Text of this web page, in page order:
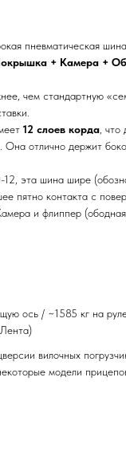
пневматическая
+ Камера +
чем стандартную
12 слоев корда ,
Она отлично держит
эта шина шире
пятно контакта с
и флиппер (ободная
ось / ~1585 кг на
вилочных
модели